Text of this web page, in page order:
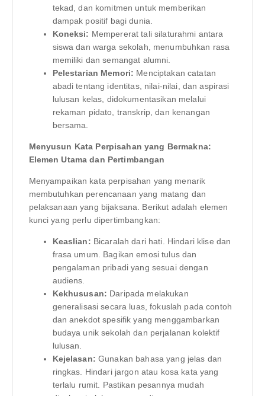
tekad, dan komitmen untuk memberikan
dampak positif bagi dunia.
Koneksi: Mempererat tali silaturahmi antara
siswa dan warga sekolah, menumbuhkan rasa
memiliki dan semangat alumni.
Pelestarian Memori: Menciptakan catatan
abadi tentang identitas, nilai-nilai, dan aspirasi
lulusan kelas, didokumentasikan melalui
rekaman pidato, transkrip, dan kenangan
bersama.
Menyusun Kata Perpisahan yang Bermakna:
Elemen Utama dan Pertimbangan
Menyampaikan kata perpisahan yang menarik
membutuhkan perencanaan yang matang dan
pelaksanaan yang bijaksana. Berikut adalah elemen
kunci yang perlu dipertimbangkan:
Keaslian: Bicaralah dari hati. Hindari klise dan
frasa umum. Bagikan emosi tulus dan
pengalaman pribadi yang sesuai dengan
audiens.
Kekhususan: Daripada melakukan
generalisasi secara luas, fokuslah pada contoh
dan anekdot spesifik yang menggambarkan
budaya unik sekolah dan perjalanan kolektif
lulusan.
Kejelasan: Gunakan bahasa yang jelas dan
ringkas. Hindari jargon atau kosa kata yang
terlalu rumit. Pastikan pesannya mudah